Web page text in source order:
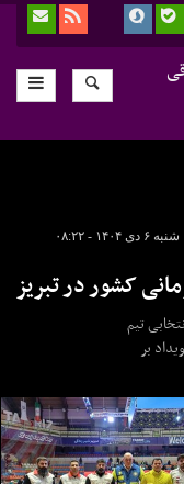
شنبه ۶ دی ۱۴۰۴ - ۰۸:۲۲
کشور در تبریز
تیم
بر